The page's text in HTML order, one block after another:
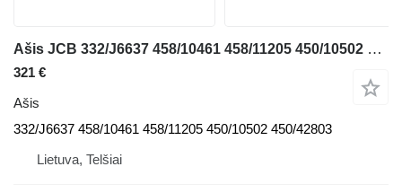
Ašis JCB 332/J6637 458/10461 458/11205 450/10502 450/42803 ekskavatoriaus JCB JS130W
321 €
Ašis
332/J6637 458/10461 458/11205 450/10502 450/42803
Lietuva, Telšiai